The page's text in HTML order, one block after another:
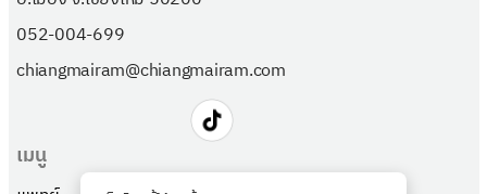
เมนู
052-004-699
chiangmairam@chiangmairam.com